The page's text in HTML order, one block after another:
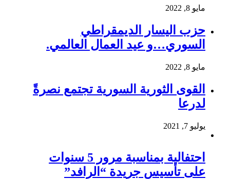
مايو 8, 2022
حزب اليسار الديمقراطي
السوري…و عيد العمال العالمي.
مايو 8, 2022
القوى الثورية السورية تجتمع نصرةً
لدرعا
يوليو 7, 2021
احتفالية بمناسبة مرور 5 سنوات
على تأسيس جريدة “الرافد”